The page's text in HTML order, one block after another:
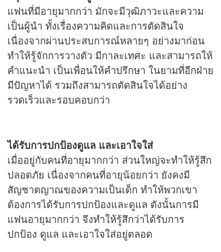
แฟนที่มีอายุมากกว่า มักจะมีวุฒิภาวะและความ
เป็นผู้นำ ทั้งเรื่องความคิดและการตัดสินใจ
เนื่องจากผ่านประสบการณ์หลายๆ อย่างมาก่อน
ทำให้รู้จักการวางตัว มีกาละเทศะ และสามารถให้
คำแนะนำ เป็นเพื่อนให้คำปรึกษา ในยามที่อีกฝ่าย
มีปัญหาได้ รวมถึงสามารถตัดสินใจได้อย่าง
รวดเร็วและรอบคอบกว่า
ได้รับการปกป้องดูแล และเอาใจใส่
เมื่ออยู่กับคนที่อายุมากกว่า ส่วนใหญ่จะทำให้รู้สึก
ปลอดภัย เนื่องจากคนที่อายุน้อยกว่า ยังคงมี
สัญชาตญาณของความเป็นเด็ก ทำให้พวกเขา
ต้องการได้รับการปกป้องและดูแล ดังนั้นการมี
แฟนอายุมากกว่า จึงทำให้รู้สึกว่าได้รับการ
ปกป้อง ดูแล และเอาใจใส่อยู่ตลอด